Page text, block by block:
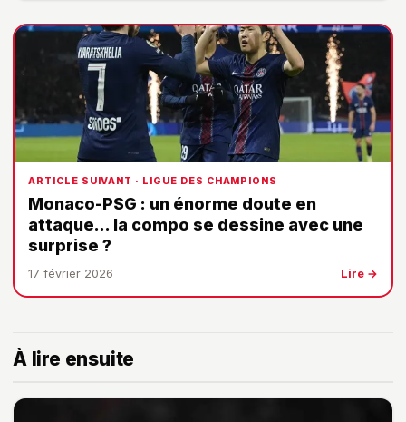
ARTICLE SUIVANT · LIGUE DES CHAMPIONS
Monaco-PSG : un énorme doute en
attaque… la compo se dessine avec une
surprise ?
17 février 2026 Lire →
À lire ensuite